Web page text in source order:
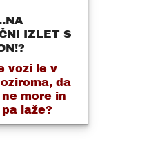
IZLET S
vozi le v
da
more in
laže?